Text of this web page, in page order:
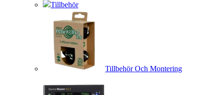
Tillbehör
Tillbehör Och Montering